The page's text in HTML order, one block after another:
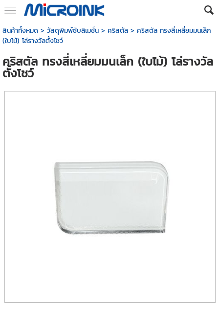
สินค้าทั้งหมด> วัสดุพิมพ์ซับลิเมชั่น> คริสตัล> คริสตัล ทรงสี่เหลี่ยมมนเล็ก
(ใบไม้) โล่รางวัลตั้งโชว์
คริสตัล ทรงสี่เหลี่ยมมนเล็ก (ใบไม้) โล่รางวัล
ตั้งโชว์